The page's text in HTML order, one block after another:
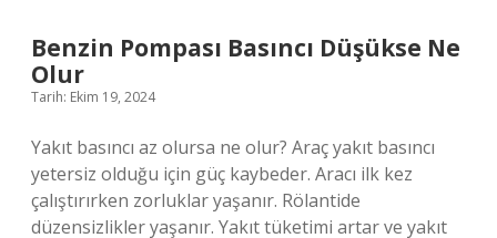
Benzin Pompası Basıncı Düşükse Ne
Olur
Tarih: Ekim 19, 2024
Yakıt basıncı az olursa ne olur? Araç yakıt basıncı
yetersiz olduğu için güç kaybeder. Aracı ilk kez
çalıştırırken zorluklar yaşanır. Rölantide
düzensizlikler yaşanır. Yakıt tüketimi artar ve yakıt